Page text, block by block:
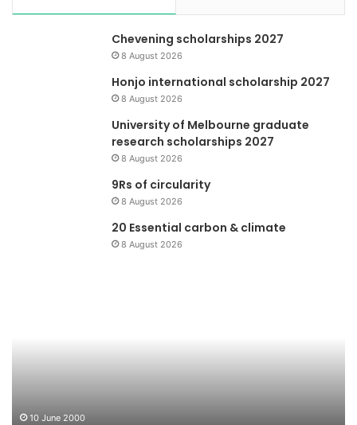
Chevening scholarships 2027
8 August 2026
Honjo international scholarship 2027
8 August 2026
University of Melbourne graduate
research scholarships 2027
8 August 2026
9Rs of circularity
8 August 2026
20 Essential carbon & climate
8 August 2026
10 June 2000